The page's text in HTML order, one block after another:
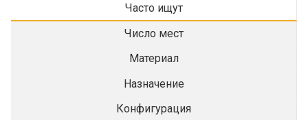
Часто ищут
Число мест
Материал
Назначение
Конфигурация